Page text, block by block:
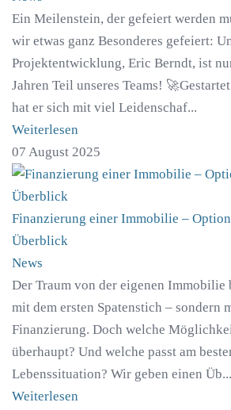
Ein Meilenstein, der gefeiert werden
wir etwas ganz Besonderes gefeiert:
Projektentwicklung, Eric Berndt, ist
Jahren Teil unseres Teams!
hat er sich mit viel Leidenschaf...
Weiterlesen
07 August 2025
Finanzierung einer Immobilie –
Überblick
News
Der Traum von der eigenen
mit dem ersten Spatenstich – sondern
Finanzierung. Doch welche
überhaupt? Und welche passt am
Lebenssituation? Wir geben einen Üb...
Weiterlesen